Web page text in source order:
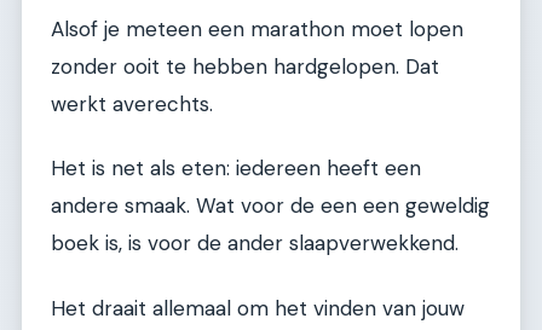
Alsof je meteen een marathon moet lopen
zonder ooit te hebben hardgelopen. Dat
werkt averechts.
Het is net als eten: iedereen heeft een
andere smaak. Wat voor de een een geweldig
boek is, is voor de ander slaapverwekkend.
Het draait allemaal om het vinden van jouw